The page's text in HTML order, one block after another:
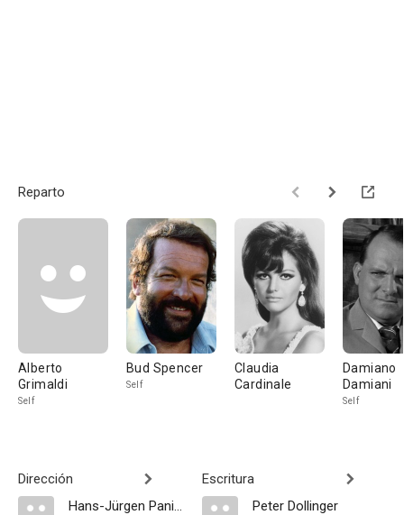
Reparto
Alberto
Grimaldi
Self
Bud Spencer
Self
Claudia
Cardinale
Damiano
Damiani
Self
Dirección
Hans-Jürgen Panitz
Escritura
Peter Dollinger